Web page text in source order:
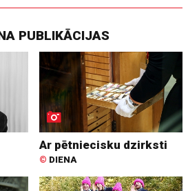
PUBLIKĀCIJAS
Ar pētniecisku dzirksti
© DIENA